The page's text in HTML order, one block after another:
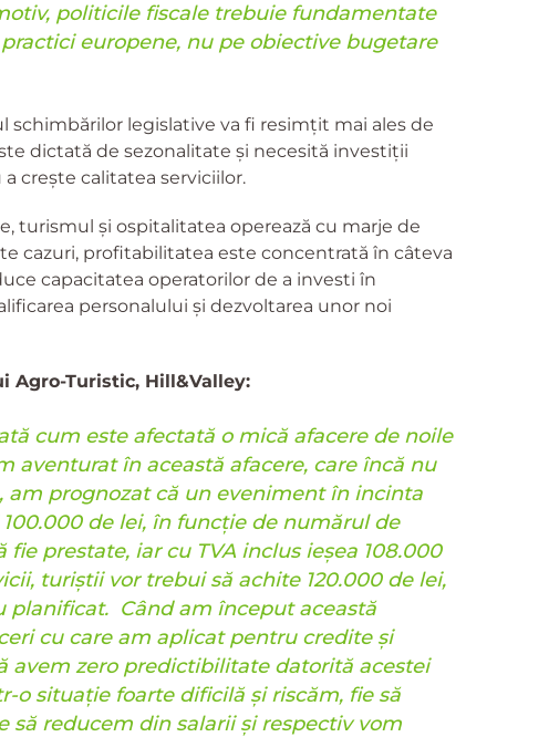
politicile fiscale trebuie fundamentate
europene, nu pe obiective bugetare
legislative va fi resimțit mai ales de
dictată de sezonalitate și necesită investiții
crește calitatea serviciilor.
turismul și ospitalitatea operează cu marje de
cazuri, profitabilitatea este concentrată în câteva
capacitatea operatorilor de a investi în
personalului și dezvoltarea unor noi
Agro-Turistic, Hill&Valley:
cum este afectată o mică afacere de noile
aventurat în această afacere, care încă nu
am prognozat că un eveniment în incinta
de lei, în funcție de numărul de
prestate, iar cu TVA inclus ieșea 108.000
turiștii vor trebui să achite 120.000 de lei,
planificat. Când am început această
cu care am aplicat pentru credite și
avem zero predictibilitate datorită acestei
o situație foarte dificilă și riscăm, fie să
reducem din salarii și respectiv vom